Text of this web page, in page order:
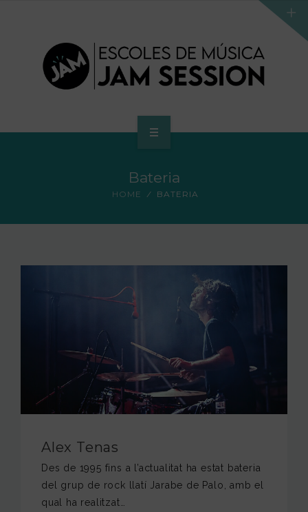
INTERNACIONAL
CONTACTA’NS
Bateria
HOME BATERIA
Alex Tenas
Des de 1995 fins a l’actualitat ha estat bateria
del grup de rock llatí Jarabe de Palo, amb el
qual ha realitzat…